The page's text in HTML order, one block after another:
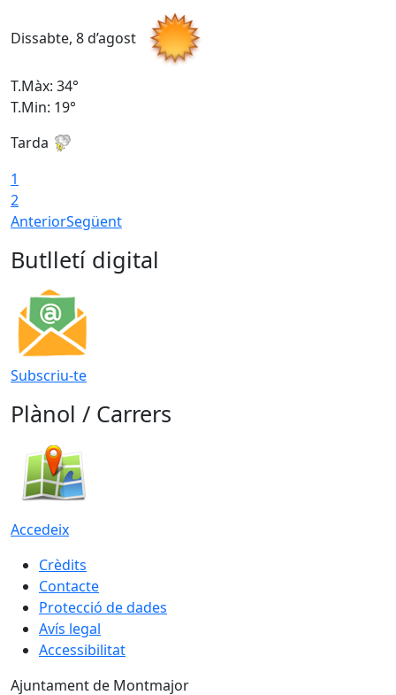
Dissabte, 8 d’agost
T.Màx: 34°
T.Min: 19°
Tarda
1
2
AnteriorSegüent
Butlletí digital
Subscriu-te
Plànol / Carrers
Accedeix
Crèdits
Contacte
Protecció de dades
Avís legal
Accessibilitat
Ajuntament de Montmajor